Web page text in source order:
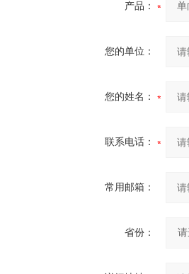
产品：
您的单位：
您的姓名：
联系电话：
常用邮箱：
省份：